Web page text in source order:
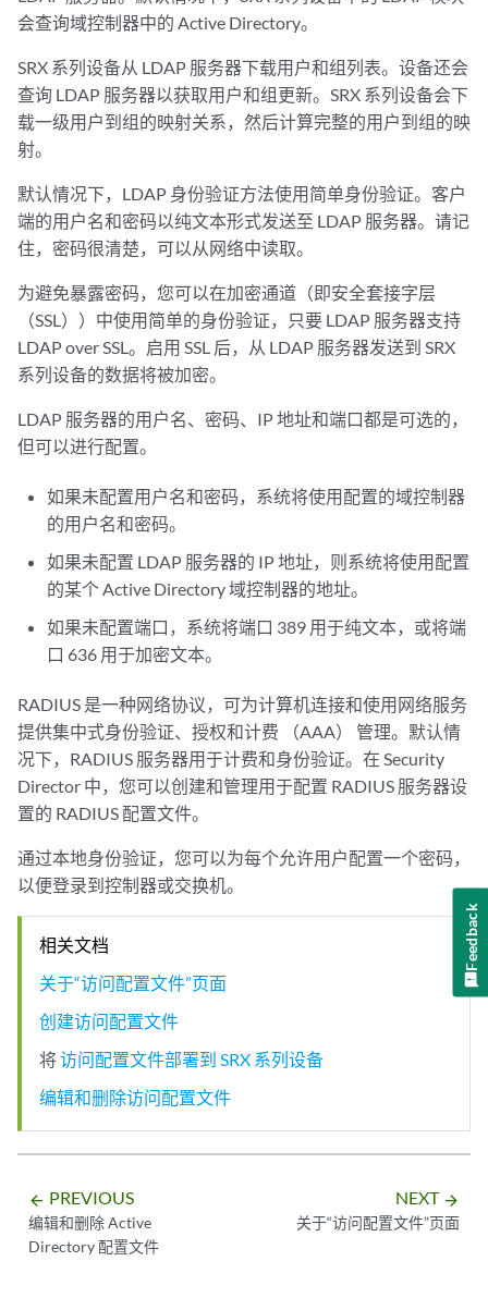
会查询域控制器中的 Active Directory。
SRX 系列设备从 LDAP 服务器下载用户和组列表。设备还会
查询 LDAP 服务器以获取用户和组更新。SRX 系列设备会下
载一级用户到组的映射关系，然后计算完整的用户到组的映
射。
默认情况下，LDAP 身份验证方法使用简单身份验证。客户
端的用户名和密码以纯文本形式发送至 LDAP 服务器。请记
住，密码很清楚，可以从网络中读取。
为避免暴露密码，您可以在加密通道（即安全套接字层
（SSL））中使用简单的身份验证，只要 LDAP 服务器支持
LDAP over SSL。启用 SSL 后，从 LDAP 服务器发送到 SRX
系列设备的数据将被加密。
LDAP 服务器的用户名、密码、IP 地址和端口都是可选的，
但可以进行配置。
如果未配置用户名和密码，系统将使用配置的域控制器
的用户名和密码。
如果未配置 LDAP 服务器的 IP 地址，则系统将使用配置
的某个 Active Directory 域控制器的地址。
如果未配置端口，系统将端口 389 用于纯文本，或将端
口 636 用于加密文本。
RADIUS 是一种网络协议，可为计算机连接和使用网络服务
提供集中式身份验证、授权和计费 （AAA） 管理。默认情
况下，RADIUS 服务器用于计费和身份验证。在 Security
Director 中，您可以创建和管理用于配置 RADIUS 服务器设
置的 RADIUS 配置文件。
通过本地身份验证，您可以为每个允许用户配置一个密码，
以便登录到控制器或交换机。
相关文档
关于“访问配置文件”页面
创建访问配置文件
将访问配置文件部署到 SRX 系列设备
编辑和删除访问配置文件
arrow_backward PREVIOUS
编辑和删除 Active
Directory 配置文件
NEXT arrow_forward
关于“访问配置文件”页面
Feedback